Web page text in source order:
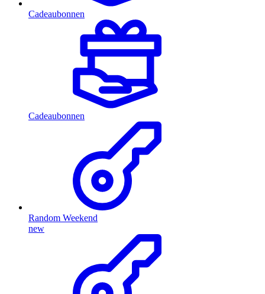
Cadeaubonnen
Cadeaubonnen
Random Weekend
new